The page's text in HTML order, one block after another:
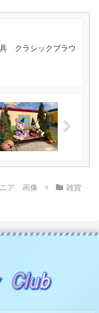
クラシックブラウ
ア 画像 雑貨